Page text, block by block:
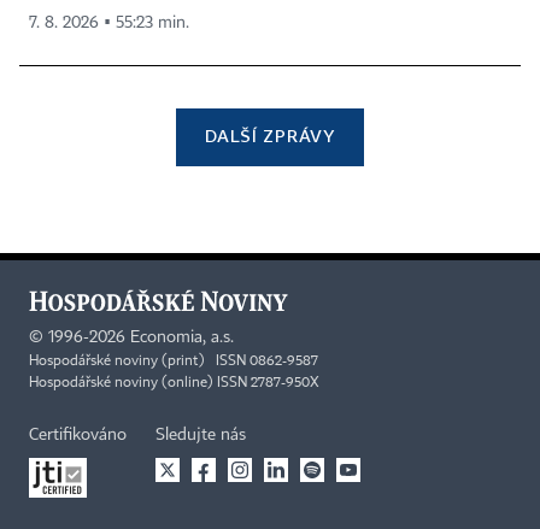
7. 8. 2026 ▪ 55:23 min.
DALŠÍ ZPRÁVY
© 1996-2026 Economia, a.s.
Hospodářské noviny (print) ISSN 0862-9587
Hospodářské noviny (online) ISSN 2787-950X
Certifikováno Sledujte nás